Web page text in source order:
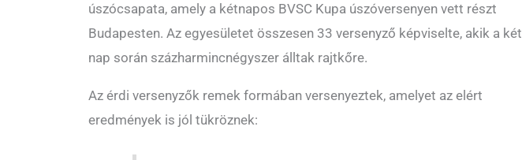
úszócsapata, amely a kétnapos BVSC Kupa úszóversenyen vett részt
Budapesten. Az egyesületet összesen 33 versenyző képviselte, akik a két
nap során százharmincnégyszer álltak rajtkőre.
Az érdi versenyzők remek formában versenyeztek, amelyet az elért
eredmények is jól tükröznek: